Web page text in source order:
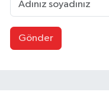
Gönder